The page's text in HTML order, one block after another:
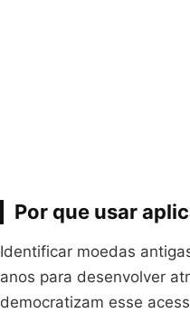
Por que usar
Identificar moedas
anos para desenvolver
democratizam esse